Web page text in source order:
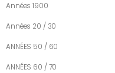
Années 1900
Années 20 / 30
ANNÉES 50 / 60
ANNÉES 60 / 70